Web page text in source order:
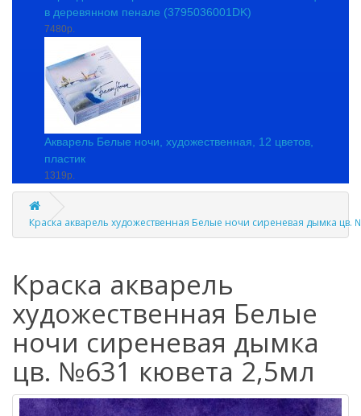
в деревянном пенале (3795036001DK)
7480р.
Акварель Белые ночи, художественная, 12 цветов,
пластик
1319р.
Краска акварель художественная Белые ночи сиреневая дымка цв.
Краска акварель
художественная Белые
ночи сиреневая дымка
цв. №631 кювета 2,5мл